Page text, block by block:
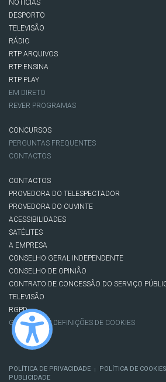
NOTÍCIAS
DESPORTO
TELEVISÃO
RÁDIO
RTP ARQUIVOS
RTP ENSINA
RTP PLAY
EM DIRETO
REVER PROGRAMAS
CONCURSOS
PERGUNTAS FREQUENTES
CONTACTOS
CONTACTOS
PROVEDORA DO TELESPECTADOR
PROVEDORA DO OUVINTE
ACESSIBILIDADES
SATÉLITES
A EMPRESA
CONSELHO GERAL INDEPENDENTE
CONSELHO DE OPINIÃO
CONTRATO DE CONCESSÃO DO SERVIÇO
TELEVISÃO
RGPD
GESTÃO DAS DEFINIÇÕES DE COOKIES
POLÍTICA DE PRIVACIDADE | POLÍTICA DE COOKIES
PUBLICIDADE